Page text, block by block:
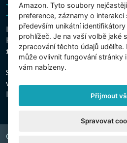
Intex Trading, s.r.o.
Hradecká 2526/3
130 00 Praha 3 - Česká republika
Společnost je zapsána u
vložka 74759
IČO 26150808, DIČ CZ26150808
Copyright © 2026 INTEX TRADING
Amazon. Tyto soubory
preference, záznamy o interakci
především unikátní
prohlížeč. Je na vaší volbě jaké
zpracování těchto údajů udělíte.
může ovlivnit fungování stránky
vám nabízeny.
Přijmout
Spravovat